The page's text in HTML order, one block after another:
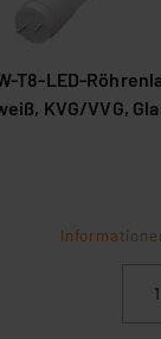
T8-LED-
KVG/VVG,